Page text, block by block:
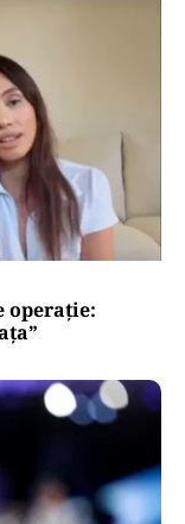
operație: